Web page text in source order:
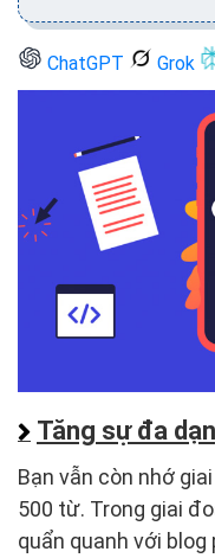
ChatGPT Grok
Tăng sự đa
Bạn vẫn còn nhớ
500 từ. Trong giai
quẩn quanh với